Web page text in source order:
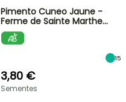
Pimento Cuneo Jaune -
Ferme de Sainte Marthe…
15
3,80 €
Sementes